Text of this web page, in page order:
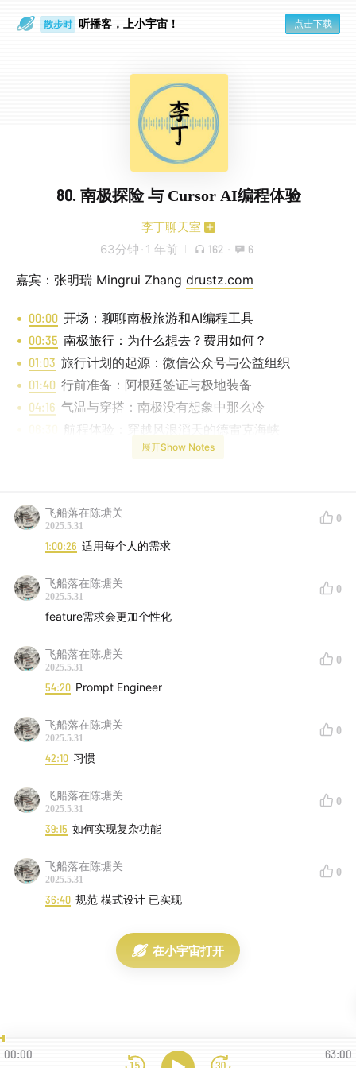
散步时 听播客，上小宇宙！ 点击下载
80. 南极探险 与 Cursor AI编程体验
李丁聊天室
63分钟 · 1 年前 162 · 6
嘉宾：张明瑞 Mingrui Zhang drustz.com
00:00 开场：聊聊南极旅游和AI编程工具
00:35 南极旅行：为什么想去？费用如何？
01:03 旅行计划的起源：微信公众号与公益组织
01:40 行前准备：阿根廷签证与极地装备
04:16 气温与穿搭：南极没有想象中那么冷
航程体验：穿越风浪滔天的德雷克海峡
南极登陆体验：白雪、企鹅与科考站
25:00南极历史遗迹：捕鲸工业的痕迹
30:44AI编程工具 Cursor 的使用体验
Review吗？
AI与软件工程师的未来：从低层实现到架构设计
54:04AI模型发展与编程形式的演变
57:04软件工程师的职业地位会消失吗？
59:59节目总结与听众互动
李丁的联系方式：
Signal (+1) 206-745-2849
邮件 podcast@dingzeyu.li
Whatsapp (+1) 206-745-2849
Youtube 留言：youtu.be
微信 ID 是 "李丁泽宇" 的拼音
联系李丁来聊聊天啊！
dingzeyu.li
展开Show Notes
飞船落在陈塘关
2025.5.31
0
1:00:26 适用每个人的需求
飞船落在陈塘关
2025.5.31
0
feature需求会更加个性化
飞船落在陈塘关
2025.5.31
0
54:20 Prompt Engineer
飞船落在陈塘关
2025.5.31
0
42:10 习惯
飞船落在陈塘关
2025.5.31
0
39:15 如何实现复杂功能
飞船落在陈塘关
2025.5.31
0
36:40 规范 模式设计 已实现
在小宇宙打开
00:00 63:00